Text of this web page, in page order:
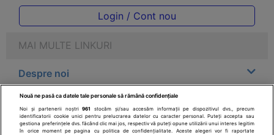
Login / Cont nou
MAI MULTE LINKURI
Despre noi
Legal
Drepturile consumatorului
Nouă ne pasă ca datele tale personale să rămână confidențiale
Noi și partenerii noștri961
stocăm și/sau accesăm informații pe dispozitivul dvs., precum
identificatorii cookie unici pentru prelucrarea datelor cu caracter personal. Puteți accepta sau
gestiona preferințele dvs. făcând clic mai jos, respectiv vă puteți opune utilizării unui interes legitim
în orice moment pe pagina cu politica de confidențialitate. Aceste alegeri vor fi raportate